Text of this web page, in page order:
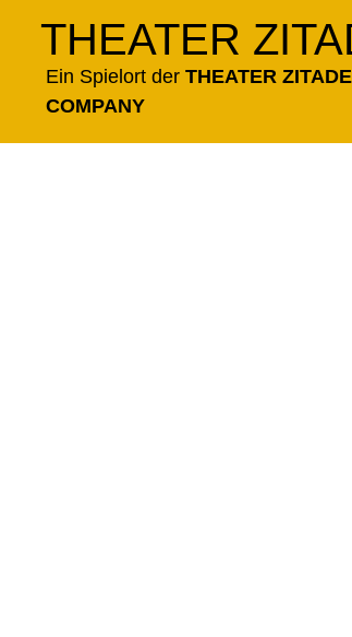
springen
THEATER
Ein Spielort der THEATER
COMPANY